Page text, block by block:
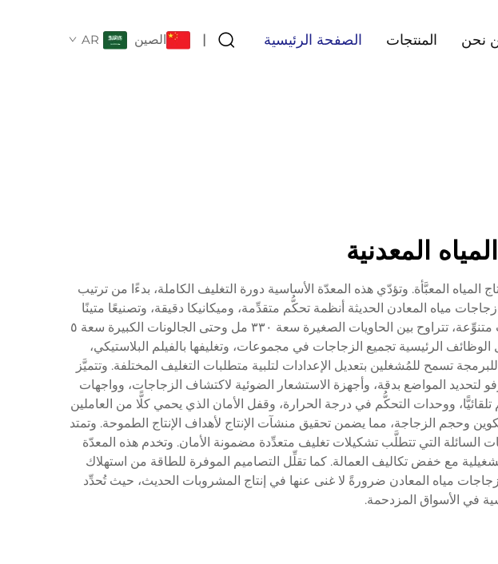
الصفحة الرئيسية المنتجات نحن | الصين AR
المعدنية
المعبَّأة. وتؤدّي هذه المعدّة الأساسية دورة التغليف الكاملة، بدءًا من ترتيب
مياه المعادن الحديثة أنظمة تحكُّم متقدِّمة، وميكانيكا دقيقة، وتصنيعًا متينًا
لضمان أداءٍ ثابتٍ في بيئات الإنتاج عالي الحجم. كما ت accommodates هذه الآلات أحجام زجاجات متنوِّعة، تتراوح بين الحاويات الصغيرة سعة ٣٣٠ مل وحتى الجالونات الكبيرة سعة ٥
الرئيسية تجميع الزجاجات في مجموعات، وتغليفها بالفيلم البلاستيكي،
تسمح للمُشغلين بتعديل الإعدادات لتلبية متطلبات التغليف المختلفة. وتتميَّز
لتحديد المواضع بدقة، وأجهزة الاستشعار الضوئية لاكتشاف الزجاجات، وواجهات
ووحدات التحكُّم في درجة الحرارة، وقفل الأمان الذي يحمي كلًّا من العاملين
بين ١٠ و٤٠ عبوة في الدقيقة، وذلك حسب التكوين وحجم الزجاجة، مما يضمن تحقيق منشآت الإنتاج لأهداف الإنتاج الطموحة. وتمتد
السائلة التي تتطلَّب تشكيلات تغليف متعدِّدة مضمونة الأمان. وتخدم هذه المعدّة
مع خفض تكاليف العمالة. كما تقلِّل التصاميم الموفرة للطاقة من استهلاك
مياه المعادن ضرورةً لا غنى عنها في إنتاج المشروبات الحديث، حيث تُحدِّد
في الأسواق المزدحمة.